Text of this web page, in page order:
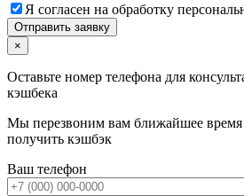
Я согласен на обработку
×
Оставьте номер телефона для
кэшбека
Мы перезвоним вам ближайшее время
получить кэшбэк
Ваш телефон